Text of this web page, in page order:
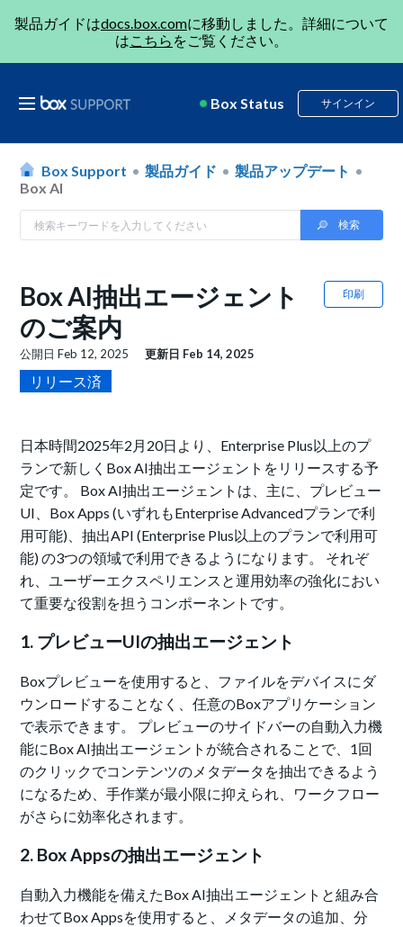
製品ガイドはdocs.box.comに移動しました。詳細について
はこちら をご覧ください。
Box Status サインイン
Box Support 製品ガイド
製品アップデート
Box AI
印刷
Box AI抽出エージェント
のご案内
公開日Feb 12, 2025 更新日 Feb 14, 2025
リリース済
日本時間2025年2月20日より、Enterprise Plus以上のプ
ランで新しくBox AI抽出エージェントをリリースする予
定です。 Box AI抽出エージェントは、主に、プレビュー
UI、Box Apps (いずれもEnterprise Advancedプランで利
用可能)、抽出API (Enterprise Plus以上のプランで利用可
能) の3つの領域で利用できるようになります。 それぞ
れ、ユーザーエクスペリエンスと運用効率の強化におい
て重要な役割を担うコンポーネントです。
1. プレビューUIの抽出エージェント
Boxプレビューを使用すると、ファイルをデバイスにダ
ウンロードすることなく、任意のBoxアプリケーション
で表示できます。 プレビューのサイドバーの自動入力機
能にBox AI抽出エージェントが統合されることで、1回
のクリックでコンテンツのメタデータを抽出できるよう
になるため、手作業が最小限に抑えられ、ワークフロー
がさらに効率化されます。
2. Box Appsの抽出エージェント
自動入力機能を備えたBox AI抽出エージェントと組み合
わせてBox Appsを使用すると、メタデータの追加、分